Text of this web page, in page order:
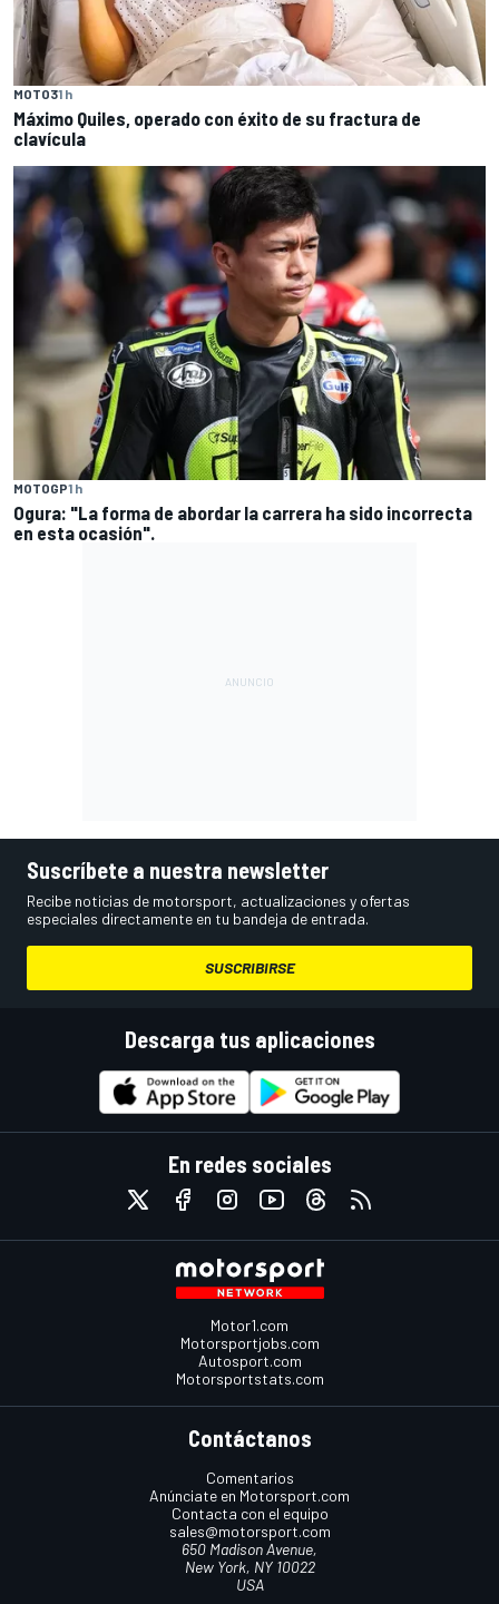
MOTO31 h
Máximo Quiles, operado con éxito de su fractura de
clavícula
MOTOGP1 h
Ogura: "La forma de abordar la carrera ha sido incorrecta
en esta ocasión".
Suscríbete a nuestra newsletter
Recibe noticias de motorsport, actualizaciones y ofertas
especiales directamente en tu bandeja de entrada.
SUSCRIBIRSE
Descarga tus aplicaciones
En redes sociales
Motor1.com
Motorsportjobs.com
Autosport.com
Motorsportstats.com
Contáctanos
Comentarios
Anúnciate en Motorsport.com
Contacta con el equipo
sales@motorsport.com
650 Madison Avenue,
New York, NY 10022
USA